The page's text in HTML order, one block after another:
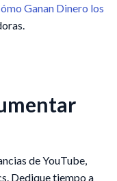
Ganan Dinero los
de YouTube,
Dedique tiempo a